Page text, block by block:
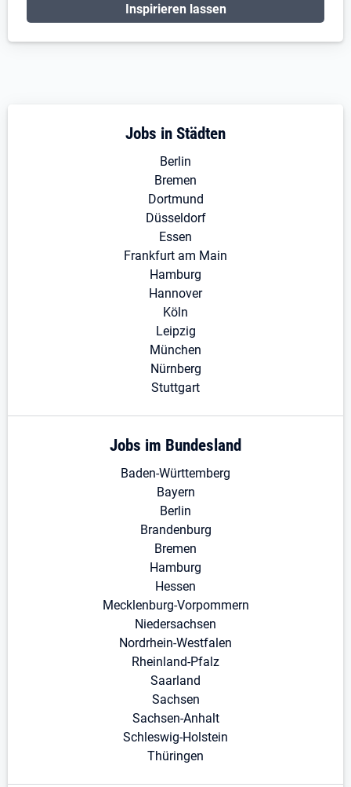
Inspirieren lassen
Jobs in Städten
Berlin
Bremen
Dortmund
Düsseldorf
Essen
Frankfurt am Main
Hamburg
Hannover
Köln
Leipzig
München
Nürnberg
Stuttgart
Jobs im Bundesland
Baden-Württemberg
Bayern
Berlin
Brandenburg
Bremen
Hamburg
Hessen
Mecklenburg-Vorpommern
Niedersachsen
Nordrhein-Westfalen
Rheinland-Pfalz
Saarland
Sachsen
Sachsen-Anhalt
Schleswig-Holstein
Thüringen